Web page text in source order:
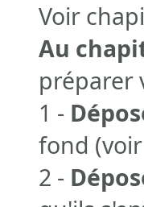
Voir
Au
préparer
1 -
fond
2 -